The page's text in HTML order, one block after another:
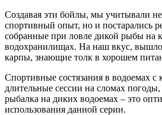
Создавая эти бойлы, мы учитывали
спортивный опыт, но и постарались
собранные при ловле дикой рыбы на
водохранилищах. На наш вкус, вышло
карпы, знающие толк в хорошем
Спортивные состязания в водоемах
длительные сессии на сломах
рыбалка на диких водоемах – это
использования данной серии.